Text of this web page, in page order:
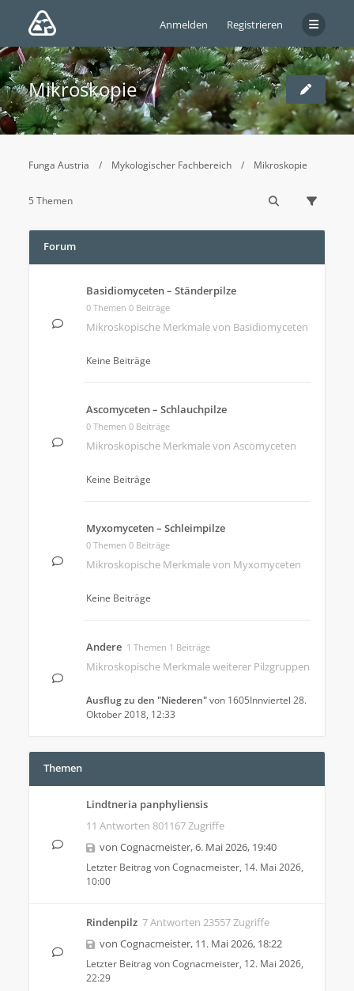
Anmelden Registrieren
Mikroskopie
Funga Austria Mykologischer Fachbereich Mikroskopie
5 Themen
Forum
Basidiomyceten – Ständerpilze
0 Themen 0 Beiträge
Mikroskopische Merkmale von Basidiomyceten
Keine Beiträge
Ascomyceten – Schlauchpilze
0 Themen 0 Beiträge
Mikroskopische Merkmale von Ascomyceten
Keine Beiträge
Myxomyceten – Schleimpilze
0 Themen 0 Beiträge
Mikroskopische Merkmale von Myxomyceten
Keine Beiträge
Andere 1 Themen 1 Beiträge
Mikroskopische Merkmale weiterer Pilzgruppen
Ausflug zu den "Niederen"von 1605Innviertel 28.
Oktober 2018, 12:33
Themen
Lindtneria panphyliensis
11 Antworten 801167 Zugriffe
von Cognacmeister,6. Mai 2026, 19:40
Letzter Beitrag vonCognacmeister, 14. Mai 2026,
10:00
Rindenpilz 7 Antworten 23557 Zugriffe
von Cognacmeister, 11. Mai 2026, 18:22
Letzter Beitrag vonCognacmeister, 12. Mai 2026,
22:29